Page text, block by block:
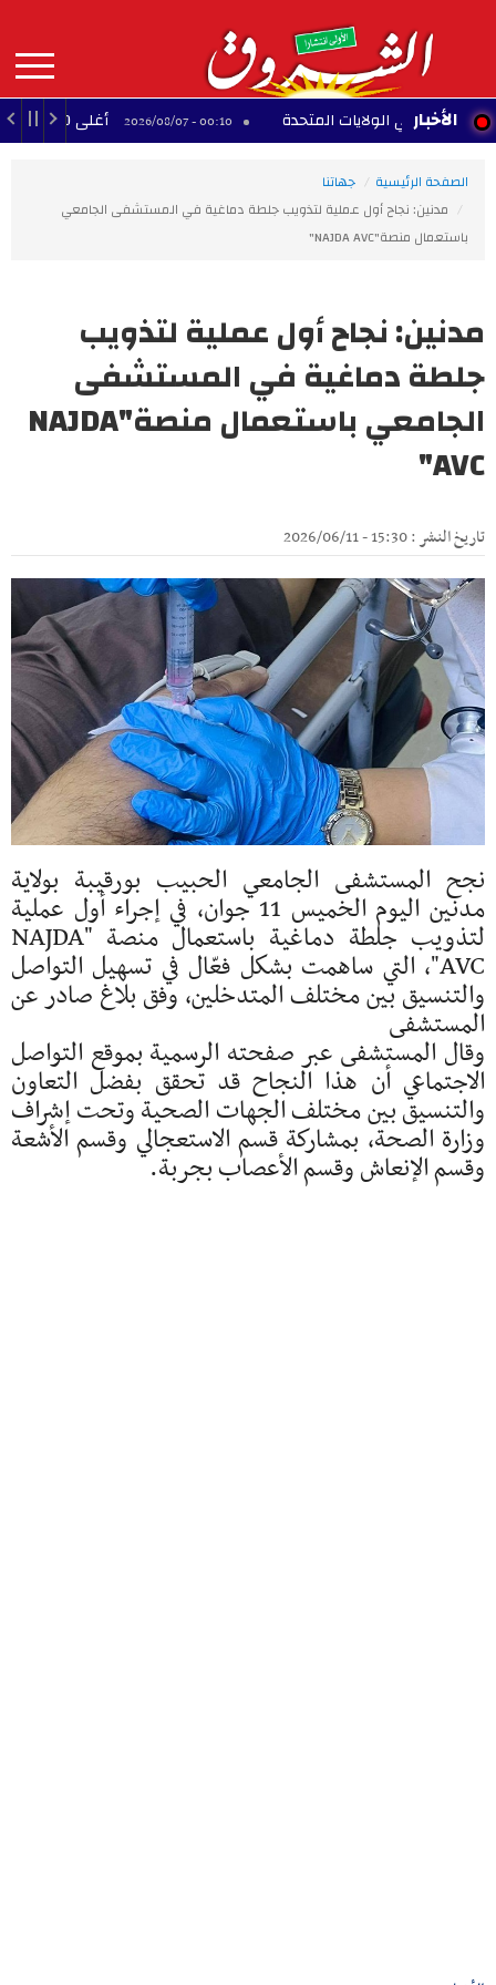
contenu
principal
MAIN
NAVIGATION الأخبار
في الولايات المتحدة 00:10 - 2026/08/07 أغلى 10 لاعبين أفارقة عبر التاريخ
الصفحة الرئيسية
جهاتنا
مدنين: نجاح أول عملية لتذويب جلطة دماغية في المستشفى الجامعي
باستعمال منصة"NAJDA AVC"
مدنين: نجاح أول عملية لتذويب
جلطة دماغية في المستشفى
الجامعي باستعمال منصة"NAJDA
AVC"
تاريخ النشر : 15:30 - 2026/06/11
نجح المستشفى الجامعي الحبيب بورقيبة بولاية
مدنين اليوم الخميس 11 جوان، في إجراء أول عملية
لتذويب جلطة دماغية باستعمال منصة "NAJDA
AVC"، التي ساهمت بشكل فعّال في تسهيل التواصل
والتنسيق بين مختلف المتدخلين، وفق بلاغ صادر عن
المستشفى
وقال المستشفى عبر صفحته الرسمية بموقع التواصل
الاجتماعي أن هذا النجاح قد تحقق بفضل التعاون
والتنسيق بين مختلف الجهات الصحية وتحت إشراف
وزارة الصحة، بمشاركة قسم الاستعجالي وقسم الأشعة
وقسم الإنعاش وقسم الأعصاب بجربة.